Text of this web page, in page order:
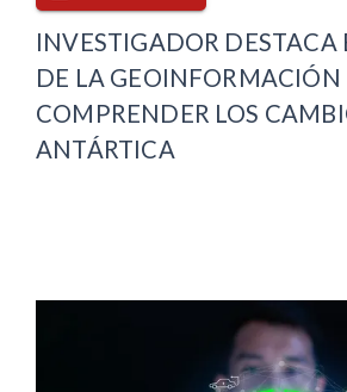
INVESTIGADOR DESTACA
DE LA GEOINFORMACIÓN
COMPRENDER LOS
ANTÁRTICA